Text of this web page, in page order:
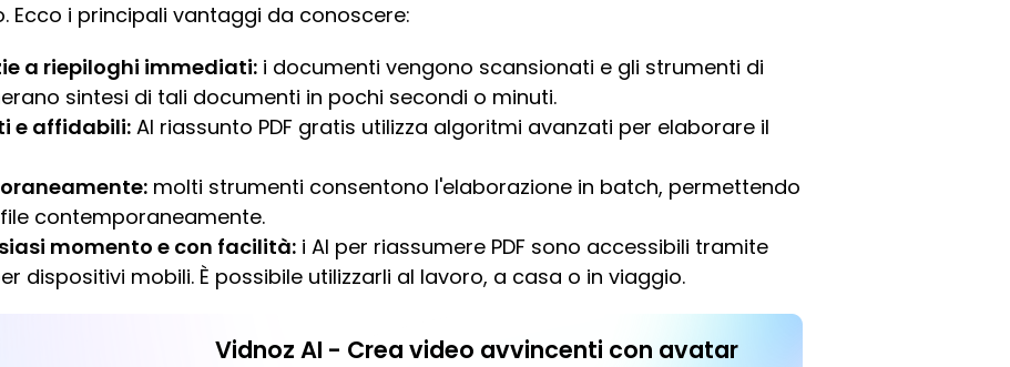
Ecco i principali vantaggi da conoscere:
a riepiloghi immediati: i documenti vengono scansionati e gli strumenti di
sintesi di tali documenti in pochi secondi o minuti.
e affidabili: AI riassunto PDF gratis utilizza algoritmi avanzati per elaborare il
molti strumenti consentono l'elaborazione in batch, permettendo
contemporaneamente.
momento e con facilità: i AI per riassumere PDF sono accessibili tramite
dispositivi mobili. È possibile utilizzarli al lavoro, a casa o in viaggio.
Vidnoz AI - Crea video avvincenti con avatar